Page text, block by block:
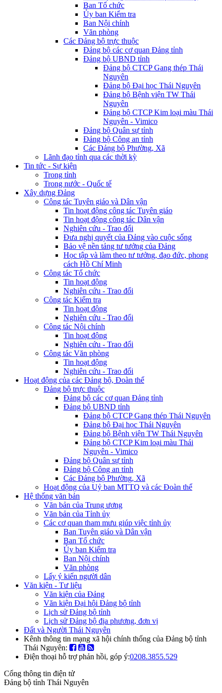
Ban Tổ chức
Ủy ban Kiểm tra
Ban Nội chính
Văn phòng
Các Đảng bộ trực thuộc
Đảng bộ các cơ quan Đảng tỉnh
Đảng bộ UBND tỉnh
Đảng bộ CTCP Gang thép Thái
Nguyên
Đảng bộ Đại học Thái Nguyên
Đảng bộ Bệnh viện TW Thái
Nguyên
Đảng bộ CTCP Kim loại màu Thái
Nguyên - Vimico
Đảng bộ Quân sự tỉnh
Đảng bộ Công an tỉnh
Các Đảng bộ Phường, Xã
Lãnh đạo tỉnh qua các thời kỳ
Tin tức - Sự kiện
Trong tỉnh
Trong nước - Quốc tế
Xây dựng Đảng
Công tác Tuyên giáo và Dân vận
Tin hoạt động công tác Tuyên giáo
Tin hoạt động công tác Dân vận
Nghiên cứu - Trao đổi
Đưa nghị quyết của Đảng vào cuộc sống
Bảo vệ nền tảng tư tưởng của Đảng
Học tập và làm theo tư tưởng, đạo đức, phong
cách Hồ Chí Minh
Công tác Tổ chức
Tin hoạt động
Nghiên cứu - Trao đổi
Công tác Kiểm tra
Tin hoạt động
Nghiên cứu - Trao đổi
Công tác Nội chính
Tin hoạt động
Nghiên cứu - Trao đổi
Công tác Văn phòng
Tin hoạt động
Nghiên cứu - Trao đổi
Hoạt động của các Đảng bộ, Đoàn thể
Đảng bộ trực thuộc
Đảng bộ các cơ quan Đảng tỉnh
Đảng bộ UBND tỉnh
Đảng bộ CTCP Gang thép Thái Nguyên
Đảng bộ Đại học Thái Nguyên
Đảng bộ Bệnh viện TW Thái Nguyên
Đảng bộ CTCP Kim loại màu Thái
Nguyên - Vimico
Đảng bộ Quân sự tỉnh
Đảng bộ Công an tỉnh
Các Đảng bộ Phường, Xã
Hoạt động của Uỷ ban MTTQ và các Đoàn thể
Hệ thống văn bản
Văn bản của Trung ương
Văn bản của Tỉnh ủy
Các cơ quan tham mưu giúp việc tỉnh ủy
Ban Tuyên giáo và Dân vận
Ban Tổ chức
Ủy ban Kiểm tra
Ban Nội chính
Văn phòng
Lấy ý kiến người dân
Văn kiện - Tư liệu
Văn kiện của Đảng
Văn kiện Đại hội Đảng bộ tỉnh
Lịch sử Đảng bộ tỉnh
Lịch sử Đảng bộ địa phương, đơn vị
Đất và Người Thái Nguyên
Kênh thông tin mạng xã hội chính thống của Đảng bộ tỉnh
Thái Nguyên:
Điện thoại hỗ trợ phản hồi, góp ý:0208.3855.529
Cổng thông tin điện tử
Đảng bộ tỉnh Thái Nguyên